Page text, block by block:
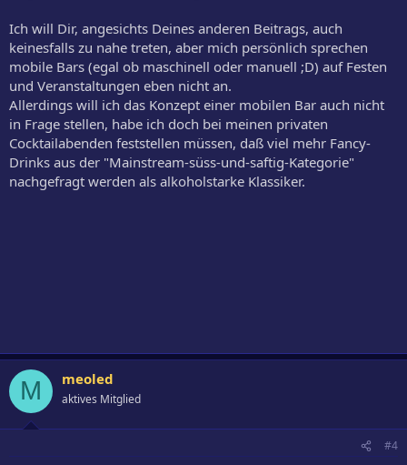
Ich will Dir, angesichts Deines anderen Beitrags, auch
keinesfalls zu nahe treten, aber mich persönlich sprechen
mobile Bars (egal ob maschinell oder manuell ;D) auf Festen
und Veranstaltungen eben nicht an.
Allerdings will ich das Konzept einer mobilen Bar auch nicht
in Frage stellen, habe ich doch bei meinen privaten
Cocktailabenden feststellen müssen, daß viel mehr Fancy-
Drinks aus der "Mainstream-süss-und-saftig-Kategorie"
nachgefragt werden als alkoholstarke Klassiker.
M meoled
aktives Mitglied
#4